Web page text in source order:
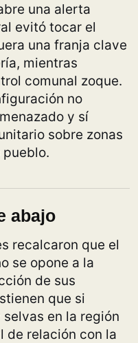
una alerta
evitó tocar el
una franja clave
mientras
comunal zoque.
no
y sí
sobre zonas
abajo
recalcaron que el
se opone a la
de sus
que si
en la región
de relación con la